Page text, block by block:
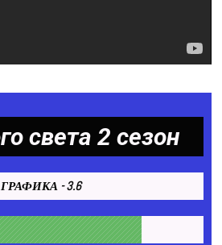
света 2 сезон
- 3.6